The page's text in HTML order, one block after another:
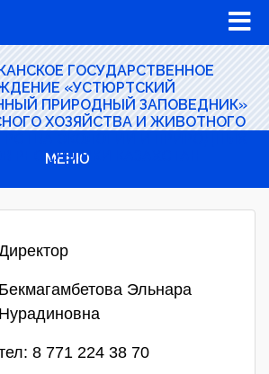
ГОСУДАРСТВЕННОЕ
«УСТЮРТСКИЙ
ПРИРОДНЫЙ ЗАПОВЕДНИК»
ХОЗЯЙСТВА И ЖИВОТНОГО
РЕСПУБЛИКИ КАЗАХСТАН
МЕНЮ
Бекмагамбетова Эльнара
Нурадиновна
8 771 224 38 70